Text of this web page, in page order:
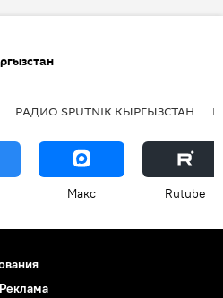
РАДИО SPUTNIK КЫРГЫЗСТАН
Макс Rutube
Реклама